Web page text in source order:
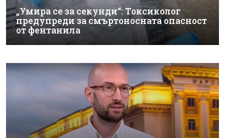
„Умира се за секунди“: Токсиколог
предупреди за смъртоносната опасност
от фентанила